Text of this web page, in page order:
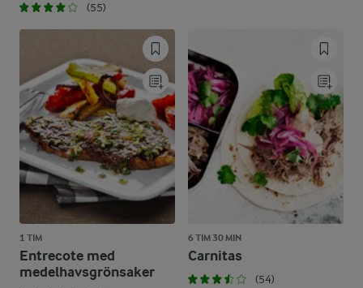
(55)
1 TIM
Entrecote med
medelhavsgrönsaker
6 TIM 30 MIN
Carnitas
(54)